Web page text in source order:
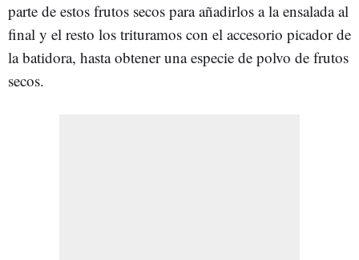
parte de estos frutos secos para añadirlos a la ensalada al
final y el resto los trituramos con el accesorio picador de
la batidora, hasta obtener una especie de polvo de frutos
secos.